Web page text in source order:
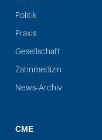
Politik
Praxis
Gesellschaft
Zahnmedizin
News-Archiv
CME